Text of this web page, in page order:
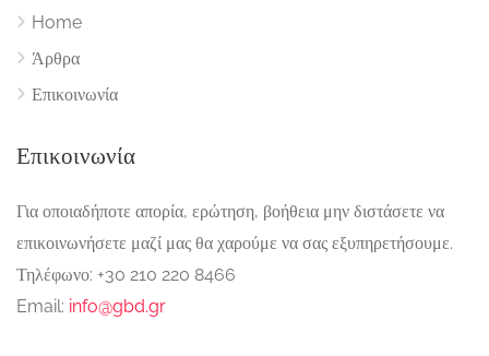
Home
Άρθρα
Επικοινωνία
Επικοινωνία
Για οποιαδήποτε απορία, ερώτηση, βοήθεια μην διστάσετε να
επικοινωνήσετε μαζί μας θα χαρούμε να σας εξυπηρετήσουμε.
Τηλέφωνο: +30 210 220 8466
Email: info@gbd.gr